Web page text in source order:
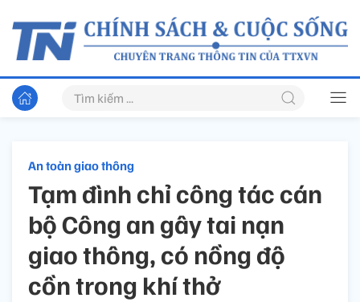
An toàn giao thông
Tạm đình chỉ công tác cán
bộ Công an gây tai nạn
giao thông, có nồng độ
cồn trong khí thở